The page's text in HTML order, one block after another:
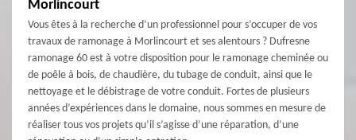
Morlincourt
Vous êtes à la recherche d’un professionnel pour s’occuper de vos
travaux de ramonage à Morlincourt et ses alentours ? Dufresne
ramonage 60 est à votre disposition pour le ramonage cheminée ou
de poêle à bois, de chaudière, du tubage de conduit, ainsi que le
nettoyage et le débistrage de votre conduit. Fortes de plusieurs
années d’expériences dans le domaine, nous sommes en mesure de
réaliser tous vos projets qu’il s’agisse d’une réparation, d’une